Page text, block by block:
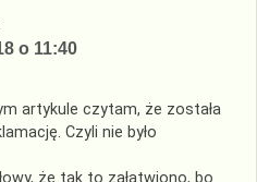
o 11:40
artykule czytam, że została
Czyli nie było
że tak to załatwiono, bo